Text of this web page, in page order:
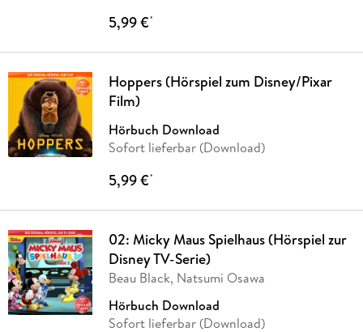
5,99 €*
Hoppers (Hörspiel zum Disney/Pixar
Film)
Hörbuch Download
Sofort lieferbar (Download)
5,99 €*
02: Micky Maus Spielhaus (Hörspiel zur
Disney TV-Serie)
Beau Black, Natsumi Osawa
Hörbuch Download
Sofort lieferbar (Download)